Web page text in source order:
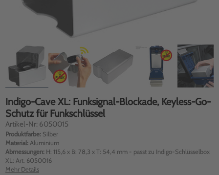
Indigo-Cave XL: Funksignal-Blockade, Keyless-Go-
Schutz für Funkschlüssel
Artikel-Nr: 6050015
Produktfarbe: Silber
Material: Aluminium
Abmessungen: H: 115,6 x B: 78,3 x T: 54,4 mm - passt zu Indigo-Schlüsselbox
XL: Art. 6050016
Mehr Details